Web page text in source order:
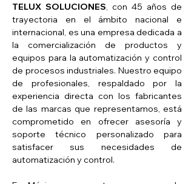
TELUX SOLUCIONES, con 45 años de
trayectoria en el ámbito nacional e
internacional, es una empresa dedicada a
la comercialización de productos y
equipos para la automatización y control
de procesos industriales. Nuestro equipo
de profesionales, respaldado por la
experiencia directa con los fabricantes
de las marcas que representamos, está
comprometido en ofrecer asesoría y
soporte técnico personalizado para
satisfacer sus necesidades de
automatización y control.